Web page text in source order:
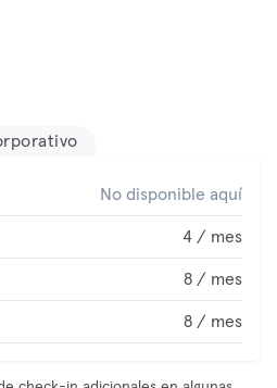
No disponible aquí
4 / mes
8 / mes
8 / mes